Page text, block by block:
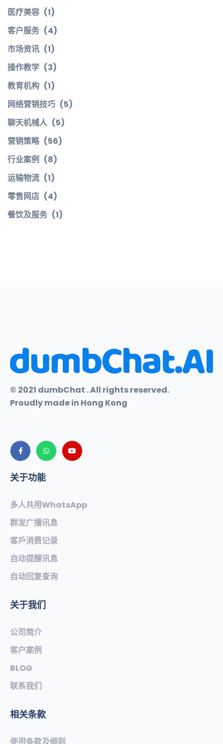
医疗美容 (1)
客户服务 (4)
市场资讯 (1)
操作教学 (3)
教育机构 (1)
网络营销技巧 (5)
聊天机械人 (5)
营销策略 (56)
行业案例 (8)
运输物流 (1)
零售网店 (4)
餐饮及服务 (1)
© 2021 dumbChat . All rights reserved.
Proudly made in Hong Kong
关于功能
多人共用WhatsApp
群发广播讯息
客戶消费记录
自动提醒讯息
自动回复查询
关于我们
公司简介
客户案例
BLOG
联系我们
相关条款